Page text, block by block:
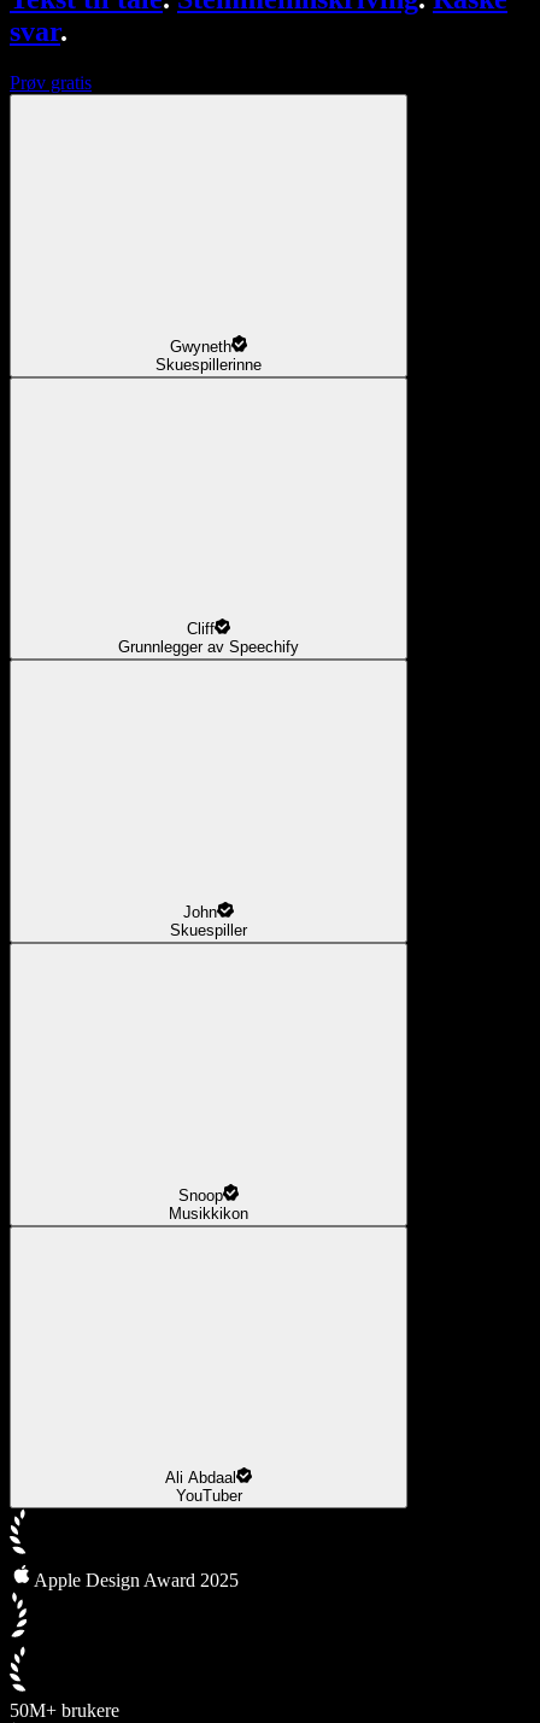
svar.
Prøv gratis
Gwyneth
Skuespillerinne
Cliff
Grunnlegger av Speechify
John
Skuespiller
Snoop
Musikkikon
Ali Abdaal
YouTuber
Apple Design Award 2025
50M+ brukere